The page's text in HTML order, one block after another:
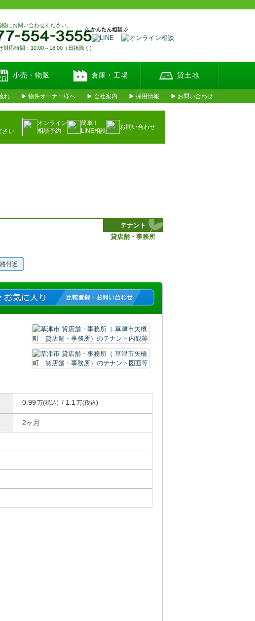
軽にお問い合わせください。
対応時間：10:00～18:00（日祝除く)
小売・物販 倉庫・工場 貸土地
れ 物件オーナー様へ 会社案内 採用情報 お問い合わせ
さい
オンライン
相談予約
簡単！
LINE相談
お問い合わせ
テナント
貸店舗・事務所
付近
0.99 万(税込) / 1.1 万(税込)
2ヶ月